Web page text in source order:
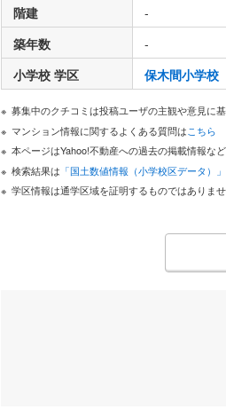
階建 -
築年数
-
小学校 学区
保木間小学校
募集中のクチコミは投稿ユーザの主観や意見に
マンション情報に関するよくある質問はこちら
本ページはYahoo!不動産への過去の掲載情報な
検索結果は 「国土数値情報（小学校区データ）
学区情報は通学区域を証明するものではありま